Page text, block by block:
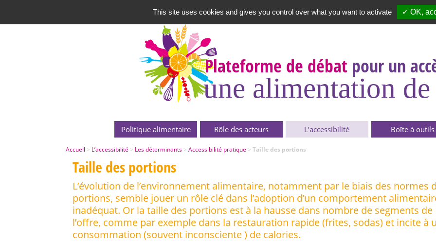
Plateforme de débat pour un
une alimentation
Politique alimentaire Rôle des acteurs L’accessibilité Boîte à outils
Accueil > L’accessibilité > Les déterminants > Accessibilité pratique > Taille des portions
Taille des portions
L’évolution de l’environnement alimentaire, notamment par le biais des normes
portions, semble jouer un rôle clé dans l’adoption d’un comportement
inadéquat. Or la taille des portions est à la hausse dans nombre de segments de
l’offre, comme par exemple dans la restauration rapide (frites, sodas) et incite à
consommation (souvent inconsciente ) de calories.
Newsletter| A propos
This site uses cookies and gives you control over what you want to activate ✓ OK,